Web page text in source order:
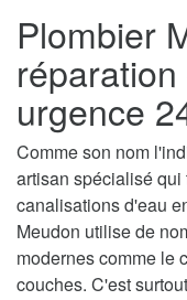
Plombier
urgence
Comme son nom
artisan spécialisé
canalisations d'eau
Meudon utilise de
modernes comme le
couches. C'est